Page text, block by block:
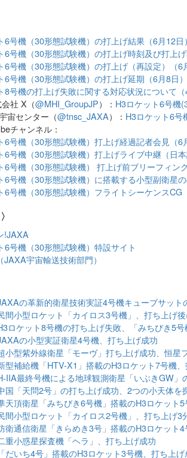
6号機（30形態試験機）の打上げ結果（6月12日）
6号機（30形態試験機）の打上げ時刻及び打上
6号機（30形態試験機）の打上げ（再設定）（6
6号機（30形態試験機）の打上げ延期（6月8日）
8号機の打上げ失敗に関する対応状況について（
社 X（@MHI_GroupJP）： H3ロケット6号機
宙センター（@tnsc_JAXA）： H3ロケット6号
チャンネル：
6号機（30形態試験機）打上げ経過記者会見（6
6号機（30形態試験機）打上げライブ中継（日本
6号機（30形態試験機） 打上げ前ブリーフィン
6号機（30形態試験機）に搭載する小型副衛星
6号機（30形態試験機）フライトシーケンスCG
!JAXA
6号機（30形態試験機）特設サイト
宇宙輸送技術部門）
の革新的衛星技術実証4号機キューブサット
間小型ロケット「カイロス3号機」、打ち上げ
ロケット8号機の打ち上げ失敗、「みちびき5
の小型実証衛星4号機、打ち上げ成功
小型紫外線衛星「モーヴ」打ち上げ成功、恒星
型補給機「HTV-X1」搭載のH3ロケット7号機
IIA最終号機による地球観測衛星「いぶきGW」
国「天問2号」の打ち上げ成功、2つの小天体を
天頂衛星「みちびき6号機」搭載のH3ロケット
間小型ロケット「カイロス2号機」、打ち上げ3
衛通信衛星「きらめき3号」搭載のH3ロケット
重小惑星探査機「ヘラ」、打ち上げ成功
「だいち4号」搭載のH3ロケット3号機、打ち上げ